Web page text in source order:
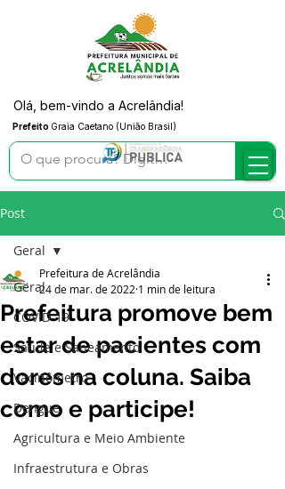
Prefeito Graia Caetano (União Brasil)
Olá, bem-vindo a Acrelândia!
Post
Geral
COVID-19
Saúde e Saneamento
Vacinômetro
Dengue
Agricultura e Meio Ambiente
Infraestrutura e Obras
Geral
Prefeitura promove bem
estar de pacientes com
dores na coluna. Saiba
como e participe!
Prefeitura de Acrelândia
24 de mar. de 2022 1 min de leitura